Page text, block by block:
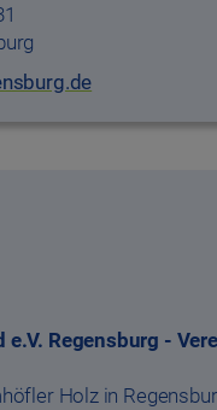
e.V. Regensburg -
Holz in